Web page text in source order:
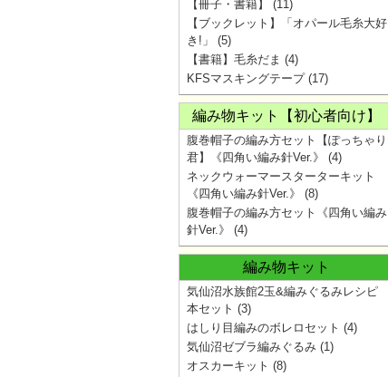
【冊子・書籍】
(11)
【ブックレット】「オパール毛糸大好
き!」
(5)
【書籍】毛糸だま (4)
KFSマスキングテープ(17)
編み物キット【初心者向け】
腹巻帽子の編み方セット【ぽっちゃり
君】《四角い編み針Ver.》
(4)
ネックウォーマースターターキット
《四角い編み針Ver.》
(8)
腹巻帽子の編み方セット《四角い編み
針Ver.》
(4)
編み物キット
気仙沼水族館2玉&編みぐるみレシピ
本セット (3)
はしり目編みのボレロセット (4)
気仙沼ゼブラ編みぐるみ (1)
オスカーキット (8)